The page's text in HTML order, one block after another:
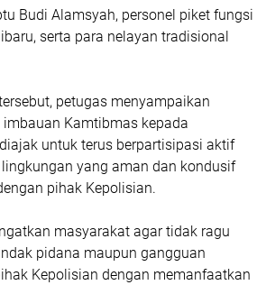
Budi Alamsyah, personel piket fungsi
serta para nelayan tradisional
petugas menyampaikan
Kamtibmas kepada
untuk terus berpartisipasi aktif
yang aman dan kondusif
pihak Kepolisian.
masyarakat agar tidak ragu
pidana maupun gangguan
Kepolisian dengan memanfaatkan